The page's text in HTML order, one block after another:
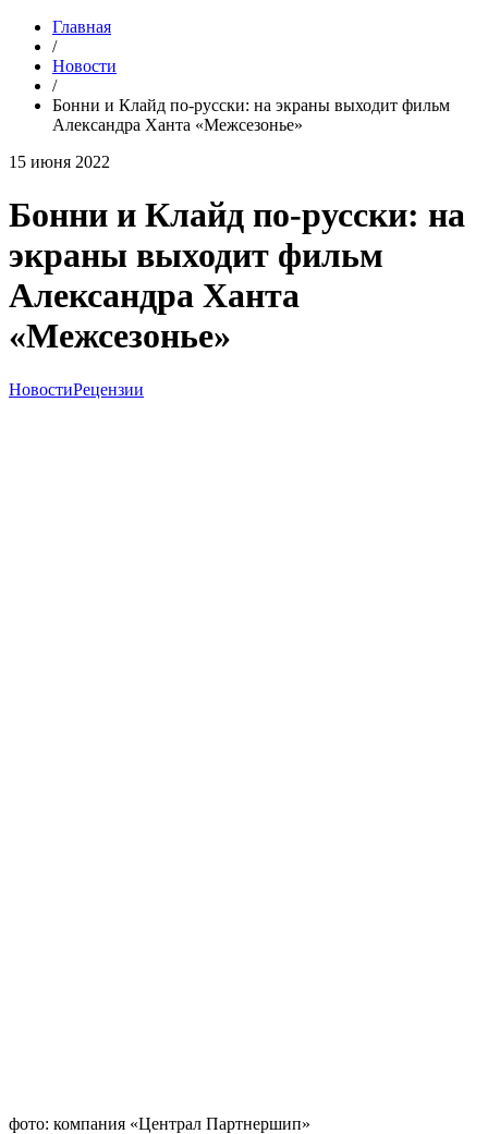
Главная
/
Новости
/
Бонни и Клайд по-русски: на экраны выходит фильм
Александра Ханта «Межсезонье»
15 июня 2022
Бонни и Клайд по-русски: на
экраны выходит фильм
Александра Ханта
«Межсезонье»
НовостиРецензии
фото: компания «Централ Партнершип»